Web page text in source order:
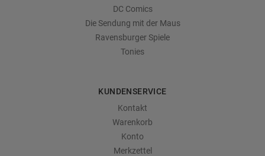
DC Comics
Die Sendung mit der Maus
Ravensburger Spiele
Tonies
KUNDENSERVICE
Kontakt
Warenkorb
Konto
Merkzettel